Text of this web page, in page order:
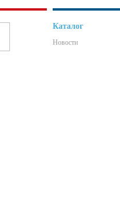
Каталог
Новости